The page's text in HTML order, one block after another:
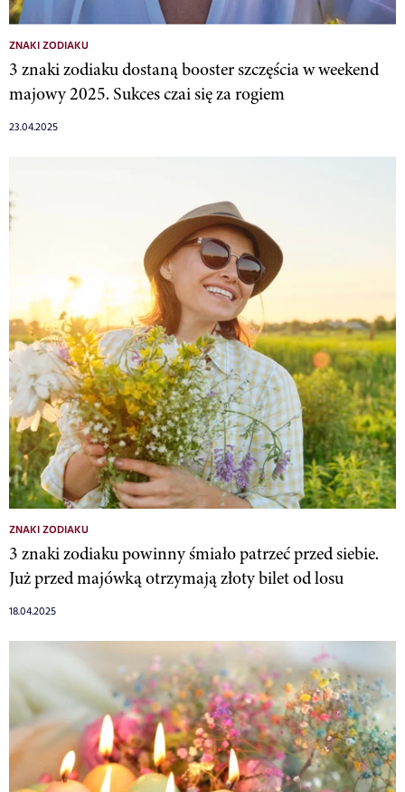
ZNAKI ZODIAKU
3 znaki zodiaku dostaną booster szczęścia w weekend
majowy 2025. Sukces czai się za rogiem
23.04.2025
ZNAKI ZODIAKU
3 znaki zodiaku powinny śmiało patrzeć przed siebie.
Już przed majówką otrzymają złoty bilet od losu
18.04.2025